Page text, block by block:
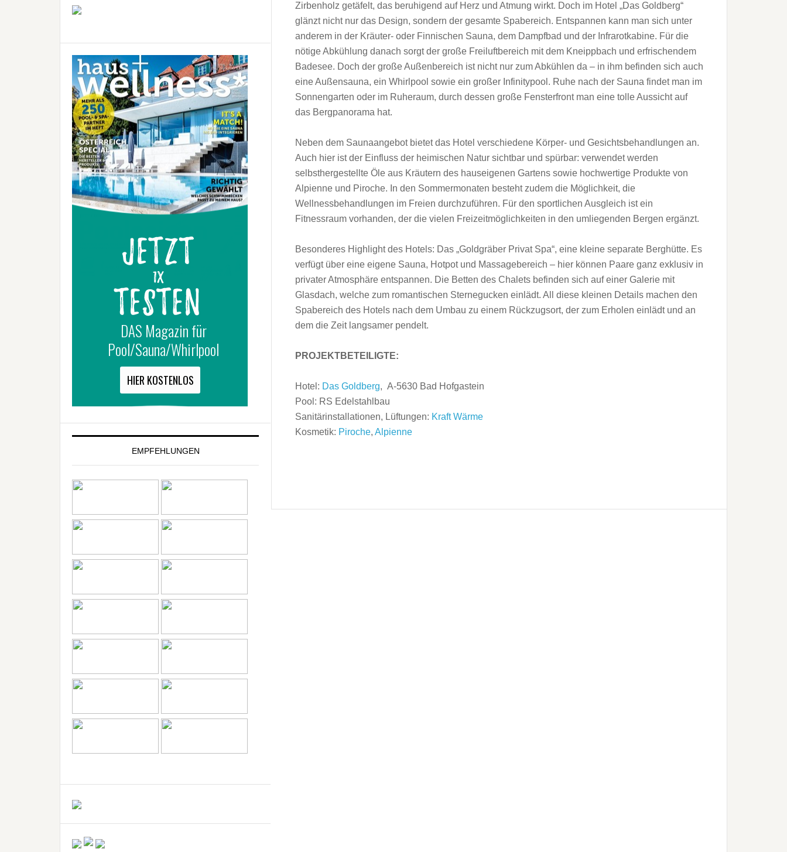
Zirbenholz getäfelt, das beruhigend auf Herz und Atmung wirkt. Doch im Hotel „Das Goldberg“
glänzt nicht nur das Design, sondern der gesamte Spabereich. Entspannen kann man sich unter
anderem in der Kräuter- oder Finnischen Sauna, dem Dampfbad und der Infrarotkabine. Für die
nötige Abkühlung danach sorgt der große Freiluftbereich mit dem Kneippbach und erfrischendem
Badesee. Doch der große Außenbereich ist nicht nur zum Abkühlen da – in ihm befinden sich auch
eine Außensauna, ein Whirlpool sowie ein großer Infinitypool. Ruhe nach der Sauna findet man im
Sonnengarten oder im Ruheraum, durch dessen große Fensterfront man eine tolle Aussicht auf
das Bergpanorama hat.
Neben dem Saunaangebot bietet das Hotel verschiedene Körper- und Gesichtsbehandlungen an.
Auch hier ist der Einfluss der heimischen Natur sichtbar und spürbar: verwendet werden
selbsthergestellte Öle aus Kräutern des hauseigenen Gartens sowie hochwertige Produkte von
Alpienne und Piroche. In den Sommermonaten besteht zudem die Möglichkeit, die
Wellnessbehandlungen im Freien durchzuführen. Für den sportlichen Ausgleich ist ein
Fitnessraum vorhanden, der die vielen Freizeitmöglichkeiten in den umliegenden Bergen ergänzt.
Besonderes Highlight des Hotels: Das „Goldgräber Privat Spa“, eine kleine separate Berghütte. Es
verfügt über eine eigene Sauna, Hotpot und Massagebereich – hier können Paare ganz exklusiv in
privater Atmosphäre entspannen. Die Betten des Chalets befinden sich auf einer Galerie mit
Glasdach, welche zum romantischen Sternegucken einlädt. All diese kleinen Details machen den
Spabereich des Hotels nach dem Umbau zu einem Rückzugsort, der zum Erholen einlädt und an
dem die Zeit langsamer pendelt.
PROJEKTBETEILIGTE:
Hotel: Das Goldberg, A-5630 Bad Hofgastein
Pool: RS Edelstahlbau
Sanitärinstallationen, Lüftungen: Kraft Wärme
Kosmetik: Piroche, Alpienne
EMPFEHLUNGEN